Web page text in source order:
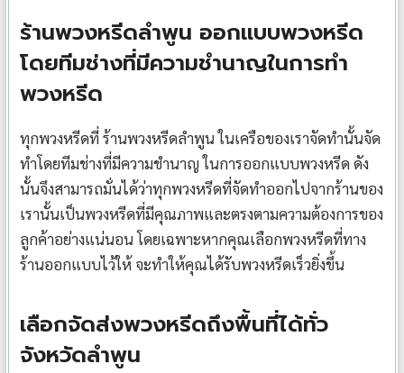
ร้านพวงหรีดลำพูน ออกแบบพวงหรีด
โดยทีมช่างที่มีความชำนาญในการทำ
พวงหรีด
ทุกพวงหรีดที่ ร้านพวงหรีดลำพูน ในเครือของเราจัดทำนั้นจัด
ทำโดยทีมช่างที่มีความชำนาญ ในการออกแบบพวงหรีด ดัง
นั้นจึงสามารถมั่นได้ว่าทุกพวงหรีดที่จัดทำออกไปจากร้านของ
เรานั้นเป็นพวงหรีดที่มีคุณภาพและตรงตามความต้องการของ
ลูกค้าอย่างแน่นอน โดยเฉพาะหากคุณเลือกพวงหรีดที่ทาง
ร้านออกแบบไว้ให้ จะทำให้คุณได้รับพวงหรีดเร็วยิ่งขึ้น
เลือกจัดส่งพวงหรีดถึงพื้นที่ได้ทั่ว
จังหวัดลำพูน